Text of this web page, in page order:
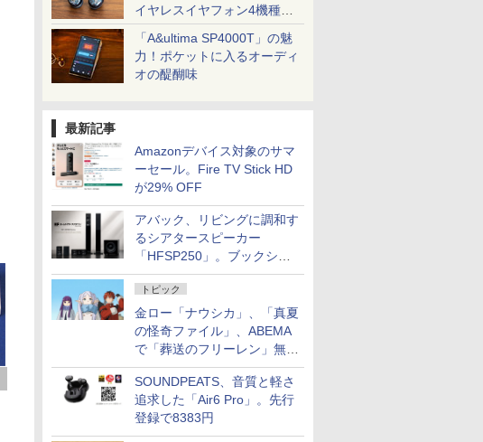
イヤレスイヤフォン4機種を
一気に聴く
「A&ultima SP4000T」の魅
力！ポケットに入るオーディ
オの醍醐味
最新記事
Amazonデバイス対象のサマ
ーセール。Fire TV Stick HD
が29% OFF
アバック、リビングに調和す
るシアタースピーカー
「HFSP250」。ブックシェ
ルフはペア3万円以下
トピック
金ロー「ナウシカ」、「真夏
の怪奇ファイル」、ABEMA
で「葬送のフリーレン」無料
配信など。夏の特番・配信情
報
SOUNDPEATS、音質と軽さ
追求した「Air6 Pro」。先行
登録で8383円